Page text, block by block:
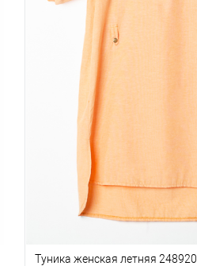
Туника женская летняя 248920